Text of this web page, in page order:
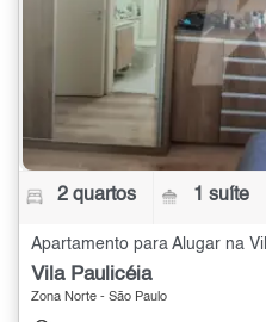
2 quartos 1 suíte
Vila Paulicéia
Zona Norte - São Paulo